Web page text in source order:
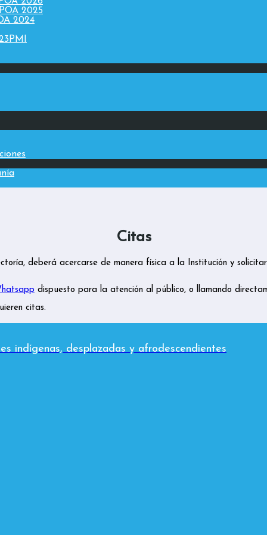
2025
2024
Citas
deberá acercarse de manera física a la Institución y
dispuesto para la atención al público, o llamando
citas.
indígenas, desplazadas y afrodescendientes